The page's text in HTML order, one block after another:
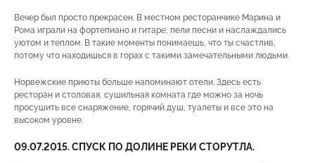
Вечер был просто прекрасен. В местном ресторанчике Марина и
Рома играли на фортепиано и гитаре, пели песни и наслаждались
уютом и теплом. В такие моменты понимаешь, что ты счастлив,
потому что находишься в горах с такими замечательными людьми.
Норвежские приюты больше напоминают отели. Здесь есть
ресторан и столовая, сушильная комната где можно за ночь
просушить все снаряжение, горячий душ, туалеты и все это на
высоком уровне.
09.07.2015. СПУСК ПО ДОЛИНЕ РЕКИ СТОРУТЛА.